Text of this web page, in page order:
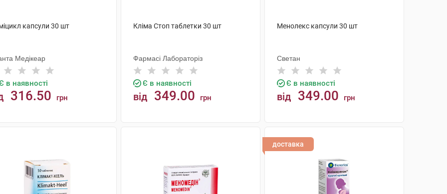
капсули 30 шт
Медікеар
в наявності
316.50 грн
Кліма Стоп таблетки 30 шт
Фармасі Лабораторіз
Є в наявності
від 349.00 грн
Менолекс капсули 30 шт
Светан
Є в наявності
від 349.00 грн
доставка